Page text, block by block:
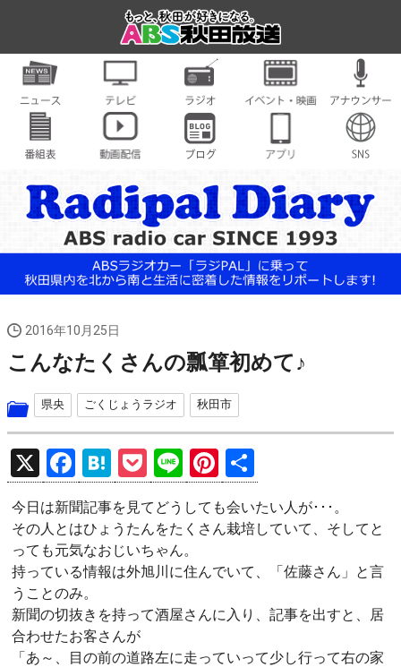
2016年10月25日
こんなたくさんの瓢箪初めて♪
県央 ごくじょうラジオ 秋田市
X
F
a
ce
b
o
o
k
H
at
e
n
a
P
o
ck
et
Li
n
e
Pi
nt
er
t
有
今日は新聞記事を見てどうしても会いたい人が･･･。
その人とはひょうたんをたくさん栽培していて、そしてと
っても元気なおじいちゃん。
持っている情報は外旭川に住んでいて、「佐藤さん」と言
うことのみ。
新聞の切抜きを持って酒屋さんに入り、記事を出すと、居
合わせたお客さんが
「あ～、目の前の道路左に走っていって少し行って右の家